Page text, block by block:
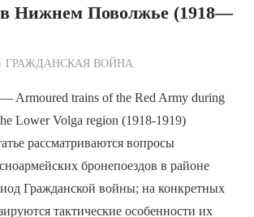
в Нижнем Поволжье (1918—
Дежурный по Редакции
ГРАЖДАНСКАЯ ВОЙНА
Armoured trains of the Red Army during
Lower Volga region (1918-1919)
рассматриваются вопросы
бронепоездов в районе
Гражданской войны; на конкретных
тактические особенности их